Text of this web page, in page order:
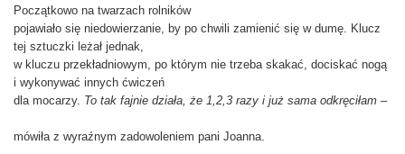
Początkowo na twarzach rolników
pojawiało się niedowierzanie, by po chwili zamienić się w dumę. Klucz
tej sztuczki leżał jednak,
w kluczu przekładniowym, po którym nie trzeba skakać, dociskać nogą
i wykonywać innych ćwiczeń
dla mocarzy. To tak fajnie działa, że 1,2,3 razy i już sama odkręciłam –
mówiła z wyraźnym zadowoleniem pani Joanna.